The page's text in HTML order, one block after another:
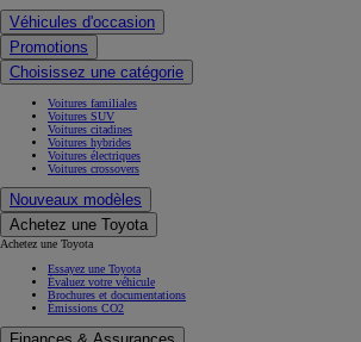
Véhicules d'occasion
Promotions
Choisissez une catégorie
Voitures familiales
Voitures SUV
Voitures citadines
Voitures hybrides
Voitures électriques
Voitures crossovers
Nouveaux modèles
Achetez une Toyota
Achetez une Toyota
Essayez une Toyota
Évaluez votre véhicule
Brochures et documentations
Émissions CO2